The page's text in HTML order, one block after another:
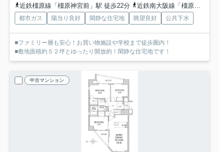
近鉄橿原線「橿原神宮前」駅 徒歩22分
近鉄南大阪線「橿原神宮前」駅 徒歩22分
都市ガス 陽当り良好 閑静な住宅地 眺望良好 公共下水
■ファミリー層も安心！お買い物施設や学校まで徒歩圏内！
■敷地面積約５２坪とゆったり開放的！閑静な住宅地です！
中古マンション